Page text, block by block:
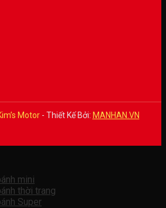
Motor- Thiết Kế Bởi: MANHAN.VN
mini
thời trang
Super